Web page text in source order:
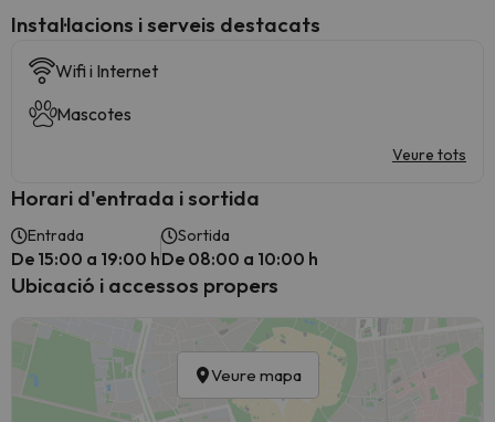
Instal·lacions i serveis destacats
Wifi i Internet
Mascotes
Veure tots
Horari d'entrada i sortida
Entrada
De 15:00 a 19:00 h
Sortida
De 08:00 a 10:00 h
Ubicació i accessos propers
Veure mapa